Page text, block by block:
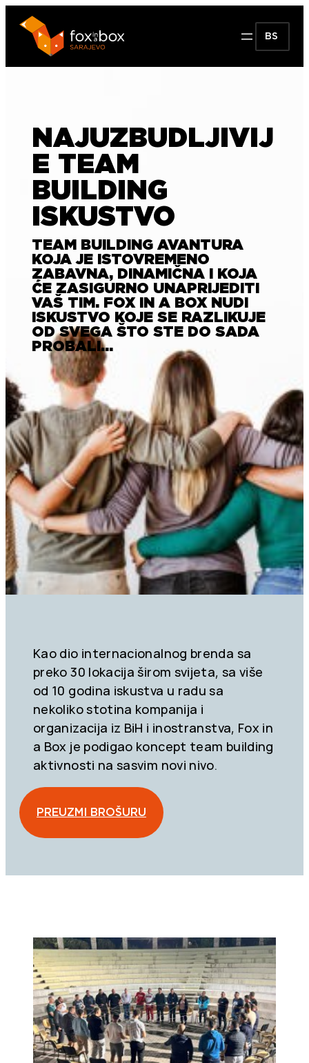
BS
NAJUZBUDLJIVIJ
E TEAM
BUILDING
ISKUSTVO
TEAM BUILDING AVANTURA
KOJA JE ISTOVREMENO
ZABAVNA, DINAMIČNA I KOJA
ĆE ZASIGURNO UNAPRIJEDITI
VAŠ TIM. FOX IN A BOX NUDI
ISKUSTVO KOJE SE RAZLIKUJE
OD SVEGA ŠTO STE DO SADA
PROBALI…
Kao dio internacionalnog brenda sa
preko 30 lokacija širom svijeta, sa više
od 10 godina iskustva u radu sa
nekoliko stotina kompanija i
organizacija iz BiH i inostranstva, Fox in
a Box je podigao koncept team building
aktivnosti na sasvim novi nivo.
PREUZMI BROŠURU